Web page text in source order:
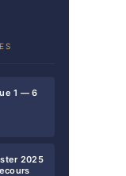
1 — 6
2025